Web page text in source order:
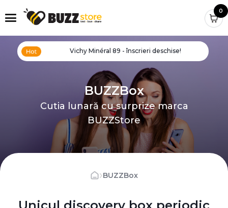
0
Vichy Minéral 89 - înscrieri deschise!
BUZZBox
Cutia lunară cu surprize marca
BUZZStore
›BUZZBox